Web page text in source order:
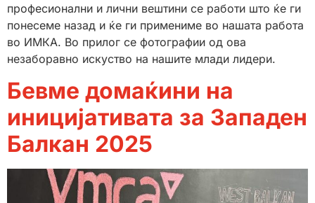
професионални и лични вештини се работи што ќе ги
понесеме назад и ќе ги примениме во нашата работа
во ИМКА. Во прилог се фотографии од ова
незаборавно искуство на нашите млади лидери.
Бевме домаќини на
иницијативата за Западен
Балкан 2025